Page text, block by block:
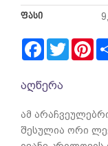
ფასი
Facebook
Twitter
აღწერა
ამ
შესულია ორი